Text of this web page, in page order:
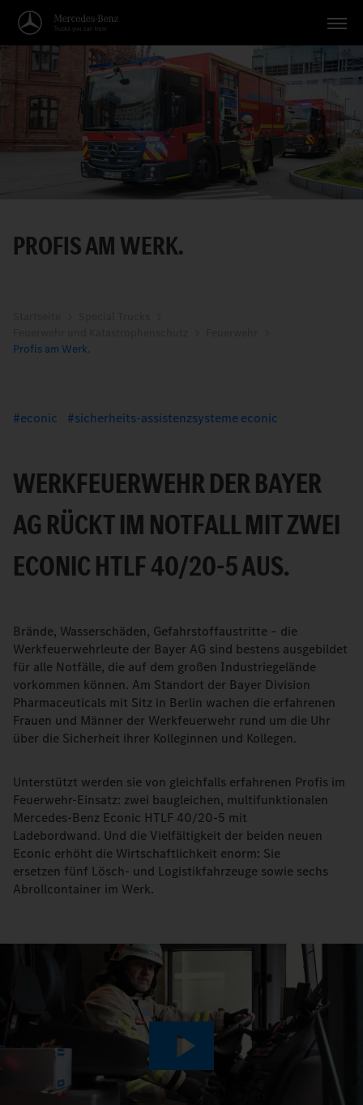
Fahrzeuge
Anwendungen
Themen
Service
Deutsch
PROFIS AM WERK.
Profis am Werk.
econic sicherheits-assistenzsysteme econic
WERKFEUERWEHR DER BAYER
AG RÜCKT IM NOTFALL MIT ZWEI
ECONIC HTLF 40/20-5 AUS.
Brände, Wasserschäden, Gefahrstoffaustritte – die
Werkfeuerwehrleute der Bayer AG sind bestens ausgebildet
für alle Notfälle, die auf dem großen Industriegelände
vorkommen können. Am Standort der Bayer Division
Pharmaceuticals mit Sitz in Berlin wachen die erfahrenen
Frauen und Männer der Werkfeuerwehr rund um die Uhr
über die Sicherheit ihrer Kolleginnen und Kollegen.
Unterstützt werden sie von gleichfalls erfahrenen Profis im
Feuerwehr-Einsatz: zwei baugleichen, multifunktionalen
Mercedes-Benz Econic HTLF 40/20-5 mit
Ladebordwand. Und die Vielfältigkeit der beiden neuen
Econic erhöht die Wirtschaftlichkeit enorm: Sie
ersetzen fünf Lösch- und Logistikfahrzeuge sowie sechs
Abrollcontainer im Werk.
Play